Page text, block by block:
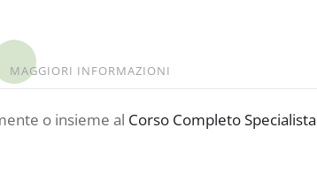
MAGGIORI INFORMAZIONI
o insieme al Corso Completo